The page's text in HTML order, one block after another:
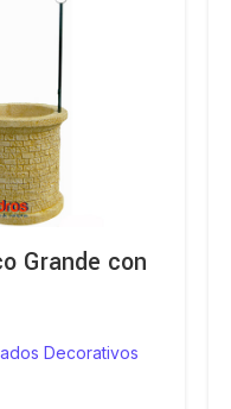
Grande con
Decorativos